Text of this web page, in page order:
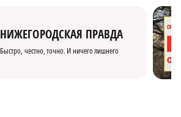
НИЖЕГОРОДСКАЯ ПРАВДА
Быстро, честно, точно. И ничего лишнего